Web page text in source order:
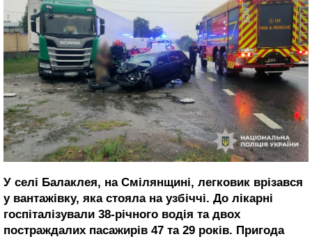
У селі Балаклея, на Смілянщині, легковик врізався
у вантажівку, яка стояла на узбіччі. До лікарні
госпіталізували 38-річного водія та двох
постраждалих пасажирів 47 та 29 років. Пригода